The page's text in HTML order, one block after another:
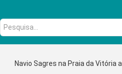
Pesquisa...
Navio Sagres na Praia da Vitória